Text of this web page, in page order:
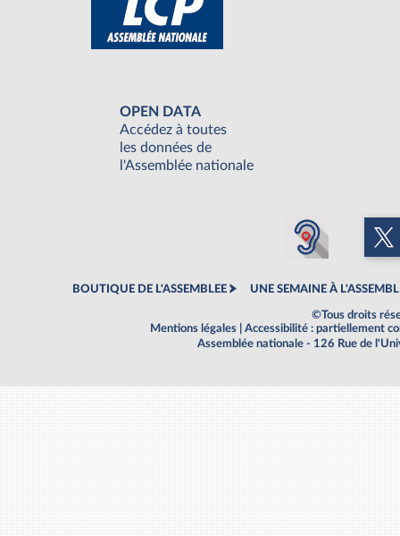
OPEN DATA
Accédez à toutes
les données de
l'Assemblée nationale
BOUTIQUE DE L'ASSEMBLEE UNE SEMAINE À
©Tous droits
Mentions légales
Accessibilité : partiellement
Assemblée nationale - 126 Rue de